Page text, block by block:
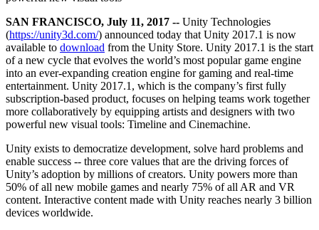
LiveOps
Einblicke nach dem Start und Live-Spielbetrieb
Wachsen Sie
Nutzerakquisition
Entdecken Sie und gewinnen Sie mobile Benutzer
In-App-Käufe
Monetarisierung
Verbinden Sie Spieler mit den richtigen Spielen
Werben mit Unity
Monetarisieren mit Unity
Anwendungsfälle
Einzelhandel
In-Store-Erlebnisse in Online-Erlebnisse umwandeln
Automobilindustrie
Innovation und Erlebnisse im Auto fördern
Alle Branchen anzeigen
Fallstudien
Erfolgsgeschichten aus der Praxis
Best-Practice-Leitfäden
Experten Tipps und Tricks
Demos
Alle Ressourcen
Neues
Blog
Aktualisierungen, Informationen und technische Tipps
Unity Awards
Feier der Unity-Schöpfer weltweit
Anleitungen
Umsetzbare Tipps und bewährte Verfahren
Bildung
Für Studierende
Starten Sie Ihre Karriere
Für Lehrkräfte
Lizenzstipendium für Bildungseinrichtungen
Bringen Sie die Kraft von Unity in Ihre Institution
Zertifizierungen
SAN FRANCISCO, July 11, 2017 -- Unity Technologies
(https://unity3d.com/) announced today that Unity 2017.1 is now
available to download from the Unity Store. Unity 2017.1 is the start
of a new cycle that evolves the world’s most popular game engine
into an ever-expanding creation engine for gaming and real-time
entertainment. Unity 2017.1, which is the company’s first fully
subscription-based product, focuses on helping teams work together
more collaboratively by equipping artists and designers with two
powerful new visual tools: Timeline and Cinemachine.
Unity exists to democratize development, solve hard problems and
enable success -- three core values that are the driving forces of
Unity’s adoption by millions of creators. Unity powers more than
50% of all new mobile games and nearly 75% of all AR and VR
content. Interactive content made with Unity reaches nearly 3 billion
devices worldwide.